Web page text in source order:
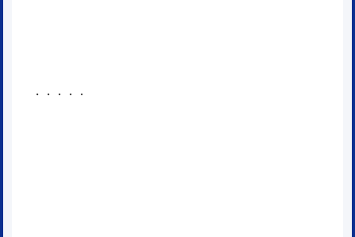
・・・・・